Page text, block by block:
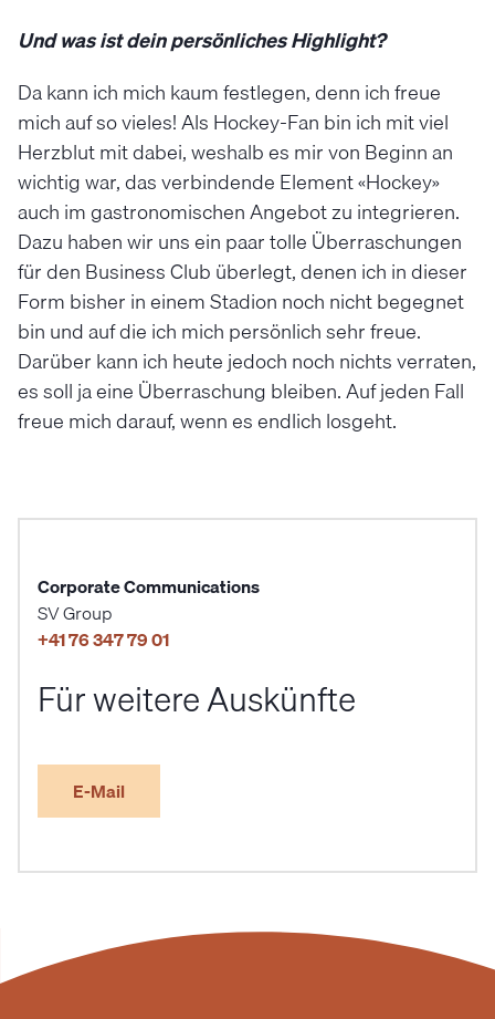
Und was ist dein persönliches Highlight?
Da kann ich mich kaum festlegen, denn ich freue
mich auf so vieles! Als Hockey-Fan bin ich mit viel
Herzblut mit dabei, weshalb es mir von Beginn an
wichtig war, das verbindende Element «Hockey»
auch im gastronomischen Angebot zu integrieren.
Dazu haben wir uns ein paar tolle Überraschungen
für den Business Club überlegt, denen ich in dieser
Form bisher in einem Stadion noch nicht begegnet
bin und auf die ich mich persönlich sehr freue.
Darüber kann ich heute jedoch noch nichts verraten,
es soll ja eine Überraschung bleiben. Auf jeden Fall
freue mich darauf, wenn es endlich losgeht.
Corporate Communications
SV Group
+41 76 347 79 01
Für weitere Auskünfte
E-Mail